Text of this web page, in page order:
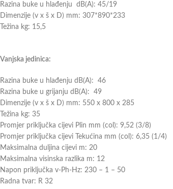
Razina buke u hlađenju dB(A): 45/19
Dimenzije (v x š x D) mm: 307*890*233
Težina kg: 15,5
Vanjska jedinica:
Razina buke u hlađenju dB(A): 46
Razina buke u grijanju dB(A): 49
Dimenzije (v x š x D) mm: 550 x 800 x 285
Težina kg: 35
Promjer priključka cijevi Plin mm (col): 9,52 (3/8)
Promjer priključka cijevi Tekućina mm (col): 6,35 (1/4)
Maksimalna duljina cijevi m: 20
Maksimalna visinska razlika m: 12
Napon priključka v-Ph-Hz: 230 – 1 – 50
Radna tvar: R 32